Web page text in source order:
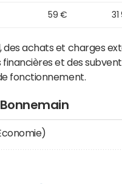
59 €
achats et charges
et des
fonctionnement.